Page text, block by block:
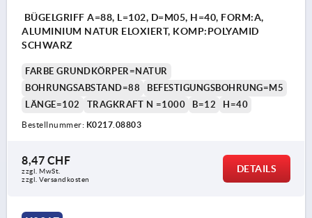
BÜGELGRIFF A=88, L=102, D=M05, H=40, FORM:A,
ALUMINIUM NATUR ELOXIERT, KOMP:POLYAMID
SCHWARZ
FARBE GRUNDKÖRPER=NATUR
BOHRUNGSABSTAND=88
BEFESTIGUNGSBOHRUNG=M5
LÄNGE=102
TRAGKRAFT N =1000 B=12 H=40
Bestellnummer: K0217.08803
8,47 CHF
zzgl. MwSt.
zzgl. Versandkosten
DETAILS